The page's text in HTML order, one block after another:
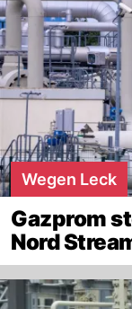
Wegen Leck
Gazprom
Nord